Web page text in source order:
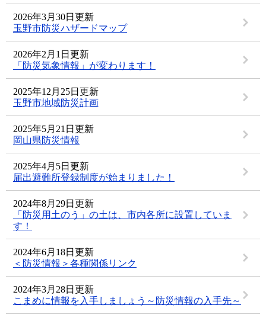
2026年3月30日更新
玉野市防災ハザードマップ
2026年2月1日更新
「防災気象情報」が変わります！
2025年12月25日更新
玉野市地域防災計画
2025年5月21日更新
岡山県防災情報
2025年4月5日更新
届出避難所登録制度が始まりました！
2024年8月29日更新
「防災用土のう」の土は、市内各所に設置していま
す！
2024年6月18日更新
＜防災情報＞各種関係リンク
2024年3月28日更新
こまめに情報を入手しましょう～防災情報の入手先～